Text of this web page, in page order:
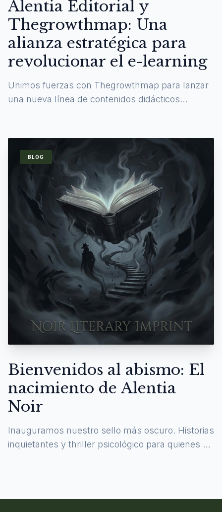
Alentia Editorial y
Thegrowthmap: Una
alianza estratégica para
revolucionar el e-learning
Unimos fuerzas con Thegrowthmap para lanzar
una nueva línea de contenidos didácticos
BLOG
Bienvenidos al abismo: El
nacimiento de Alentia
Noir
Inauguramos nuestro sello más oscuro. Historias
inquietantes y thriller psicológico para quienes se